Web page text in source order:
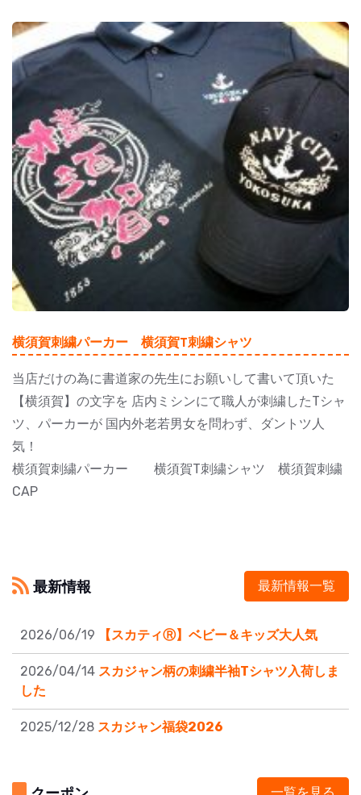
横須賀刺繍パーカー 横須賀T刺繍シャツ
当店だけの為に書道家の先生にお願いして書いて頂いた
【横須賀】の文字を 店内ミシンにて職人が刺繍したTシャ
ツ、パーカーが 国内外老若男女を問わず、ダントツ人
気！
横須賀刺繍パーカー 横須賀T刺繍シャツ 横須賀刺繍
CAP
最新情報 最新情報一覧
2026/06/19 【スカティⓇ】ベビー＆キッズ大人気
2026/04/14 スカジャン柄の刺繍半袖Tシャツ入荷しま
した
2025/12/28 スカジャン福袋2026